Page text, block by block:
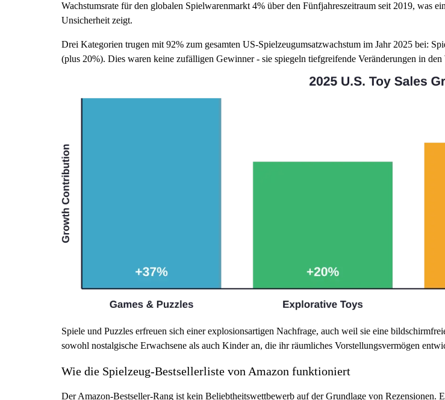
Wachstumsrate für den globalen Spielwarenmarkt 4% über den Fünfjahreszeitraum seit 2019, was
Unsicherheit zeigt.
Drei Kategorien trugen mit 92% zum gesamten US-Spielzeugumsatzwachstum im Jahr 2025 bei:
(plus 20%). Dies waren keine zufälligen Gewinner - sie spiegeln tiefgreifende Veränderungen in
Spiele und Puzzles erfreuen sich einer explosionsartigen Nachfrage, auch weil sie eine
sowohl nostalgische Erwachsene als auch Kinder an, die ihr räumliches Vorstellungsvermögen
Wie die Spielzeug-Bestsellerliste von Amazon funktioniert
Der Amazon-Bestseller-Rang ist kein Beliebtheitswettbewerb auf der Grundlage von Rezensionen.